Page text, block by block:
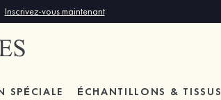
Inscrivez-vous maintenant
SPÉCIALE ÉCHANTILLONS & TISSUS